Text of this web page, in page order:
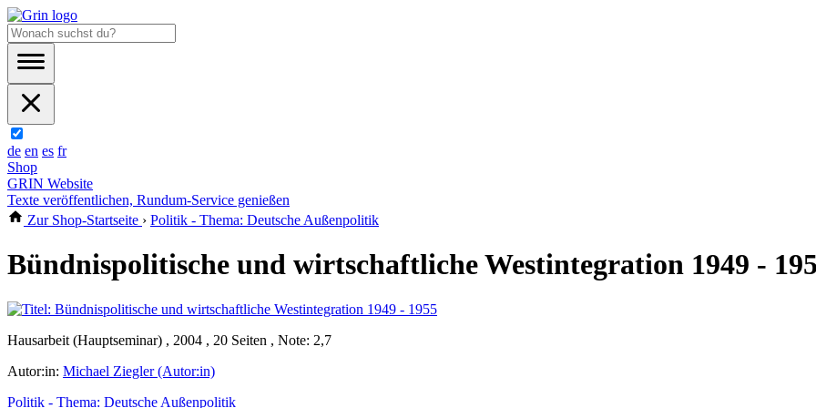
de en es fr
Shop
GRIN Website
Texte veröffentlichen, Rundum-Service genießen
Zur Shop-Startseite › Politik - Thema: Deutsche Außenpolitik
Bündnispolitische und wirtschaftliche Westintegration 1949 -
Hausarbeit (Hauptseminar) , 2004 , 20 Seiten , Note: 2,7
Autor:in: Michael Ziegler (Autor:in)
Politik - Thema: Deutsche Außenpolitik